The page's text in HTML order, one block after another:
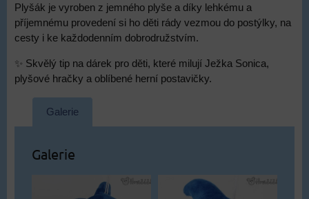
Plyšák je vyroben z jemného plyše a díky lehkému a
příjemnému provedení si ho děti rády vezmou do postýlky, na
cesty i ke každodenním dobrodružstvím.
✨ Skvělý tip na dárek pro děti, které milují Ježka Sonica,
plyšové hračky a oblíbené herní postavičky.
Galerie
Galerie